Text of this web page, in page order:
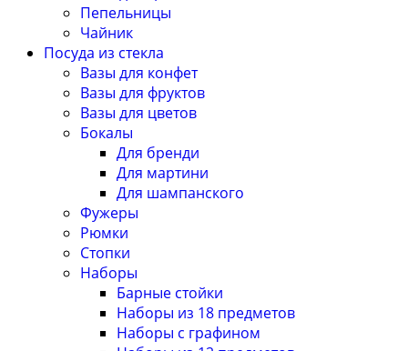
Пепельницы
Чайник
Посуда из стекла
Вазы для конфет
Вазы для фруктов
Вазы для цветов
Бокалы
Для бренди
Для мартини
Для шампанского
Фужеры
Рюмки
Стопки
Наборы
Барные стойки
Наборы из 18 предметов
Наборы с графином